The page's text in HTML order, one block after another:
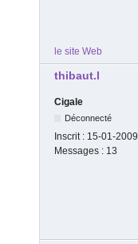
le site Web
thibaut.l
Cigale
Déconnecté
Inscrit : 15-01-2009
Messages : 13